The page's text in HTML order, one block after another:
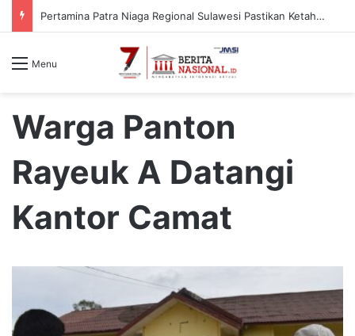
Pertamina Patra Niaga Regional Sulawesi Pastikan Ketahanan Stok BBM dan LPG 3 Kg di Bone
Menu
Warga Panton
Rayeuk A Datangi
Kantor Camat